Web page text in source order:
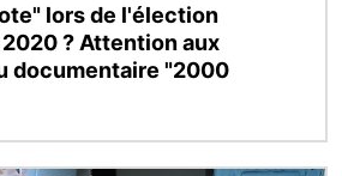
lors de l'élection
? Attention aux
documentaire "2000